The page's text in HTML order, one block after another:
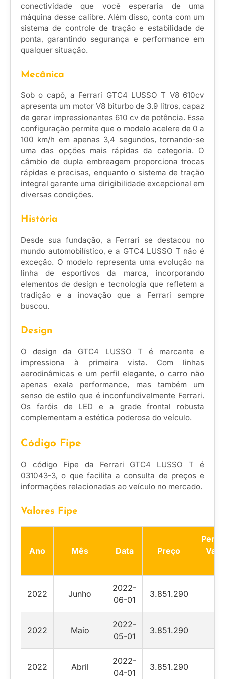
conectividade que você esperaria de uma
máquina desse calibre. Além disso, conta com um
sistema de controle de tração e estabilidade de
ponta, garantindo segurança e performance em
qualquer situação.
Mecânica
Sob o capô, a Ferrari GTC4 LUSSO T V8 610cv
apresenta um motor V8 biturbo de 3.9 litros, capaz
de gerar impressionantes 610 cv de potência. Essa
configuração permite que o modelo acelere de 0 a
100 km/h em apenas 3,4 segundos, tornando-se
uma das opções mais rápidas da categoria. O
câmbio de dupla embreagem proporciona trocas
rápidas e precisas, enquanto o sistema de tração
integral garante uma dirigibilidade excepcional em
diversas condições.
História
Desde sua fundação, a Ferrari se destacou no
mundo automobilístico, e a GTC4 LUSSO T não é
exceção. O modelo representa uma evolução na
linha de esportivos da marca, incorporando
elementos de design e tecnologia que refletem a
tradição e a inovação que a Ferrari sempre
buscou.
Design
O design da GTC4 LUSSO T é marcante e
impressiona à primeira vista. Com linhas
aerodinâmicas e um perfil elegante, o carro não
apenas exala performance, mas também um
senso de estilo que é inconfundivelmente Ferrari.
Os faróis de LED e a grade frontal robusta
complementam a estética poderosa do veículo.
Código Fipe
O código Fipe da Ferrari GTC4 LUSSO T é
031043-3, o que facilita a consulta de preços e
informações relacionadas ao veículo no mercado.
Valores Fipe
Ano Mês Data Preço
2022 Junho
2022-
06-01
3.851.290
2022 Maio
2022-
05-01
3.851.290
2022 Abril
2022-
04-01
3.851.290